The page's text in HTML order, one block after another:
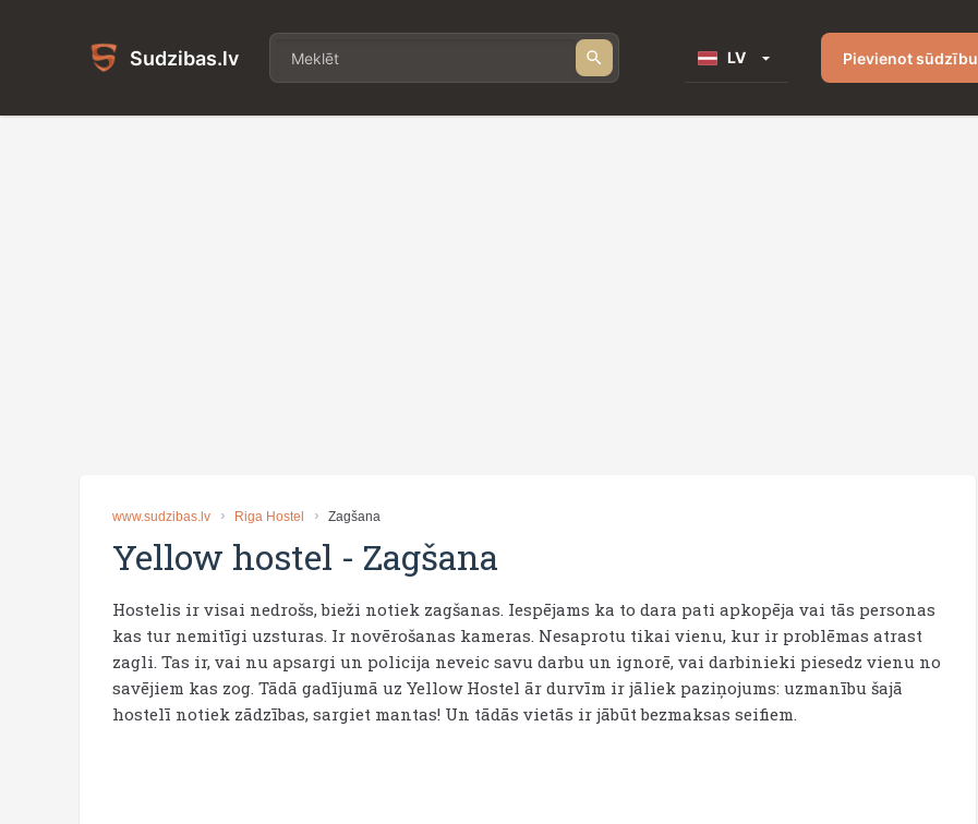
Sudzibas.lv LV Pievienot sūdzību
www.sudzibas.lv Riga Hostel Zagšana
Yellow hostel - Zagšana
Hostelis ir visai nedrošs, bieži notiek zagšanas. Iespējams ka to dara pati apkopēja vai tās personas
kas tur nemitīgi uzsturas. Ir novērošanas kameras. Nesaprotu tikai vienu, kur ir problēmas atrast
zagli. Tas ir, vai nu apsargi un policija neveic savu darbu un ignorē, vai darbinieki piesedz vienu no
savējiem kas zog. Tādā gadījumā uz Yellow Hostel ār durvīm ir jāliek paziņojums: uzmanību šajā
hostelī notiek zādzības, sargiet mantas! Un tādās vietās ir jābūt bezmaksas seifiem.